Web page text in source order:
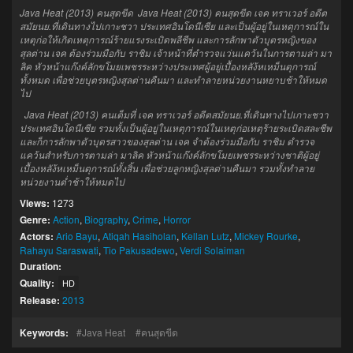
Java Heat (2013) คนสุดขีด Java Heat (2013) คนสุดขีด เจค ทราเวอร์อดีต
สมัยนย.ที่เดินทางไปเกาะชวา ประเทศอินโดนีเซียและเป็นผู้อยู่ในเหตุการณ์ใน
เหตุก่อให้เกิดเหตุการณ์ร้ายแรงระเบิดพลีชีพ และการลักพาตัวบุตรหญิงของ
สุลต่าน เจค ต้องร่วมมือกับ ราชิมเจ้าหน้าที่ตำรวจแว่นแคว้นในการตามล่า มา
ลิค หัวหน้าแก๊งค์ลักขโมยเพชรระหว่างประเทศผู้อยู่เบื้องหลัง้หเหม็นตุการณ์
ทั้งหมด เพื่อช่วยบุตรหญิงสุลต่านคืนมา และทำลายหน่วยงานหยาบช้าให้หมด
ไป
Java Heat (2013) คนเต็มที่ เจค ทราเวอร์อดีตสมัยนย.ที่เดินทางไปเกาะชวา
ประเทศอินโดนีเซีย รวมทั้งเป็นผู้อยู่ในเหตุการณ์ในเหตุก่อเหตุร้ายระเบิดสละชีพ
และก็การลักพาตัวบุตรสาวของสุลต่าน เจค จำต้องร่วมมือกับ ราชิมตำรวจ
แคว้นสำหรับการตามล่า มาลิค หัวหน้าแก๊งค์ลักขโมยเพชรระหว่างชาติผู้อยู่
เบื้องหลัง้หเหม็นตุการณ์ทั้งสิ้นเพื่อช่วยลูกหญิงสุลต่านคืนมา รวมทั้งทำลาย
หน่วยงานต่ำช้าให้หมดไป
Views: 1273
Genre: Action, Biography,Crime, Horror
Actors: Ario Bayu,Atiqah Hasiholan, Kellan Lutz, Mickey Rourke,
Rahayu Saraswati,Tio Pakusadewo,Verdi Solaiman
Duration:
Quality:
HD
Release: 2013
Keywords: Java Heat คนสุดขีด